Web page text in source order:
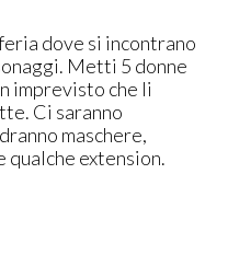
dove si incontrano
Metti 5 donne
imprevisto che li
Ci saranno
maschere,
qualche extension.